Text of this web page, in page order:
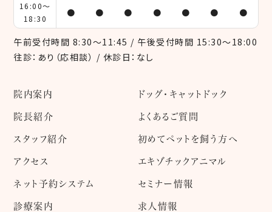
16:00～
18:30
● ● ● ● ● ● ●
午前受付時間 8:30～11:45 / 午後受付時間 15:30～18:00
往診：あり（応相談） / 休診日：なし
院内案内
院長紹介
スタッフ紹介
アクセス
ネット予約システム
診療案内
ドッグ・キャットドック
よくあるご質問
初めてペットを飼う方へ
エキゾチックアニマル
セミナー情報
求人情報